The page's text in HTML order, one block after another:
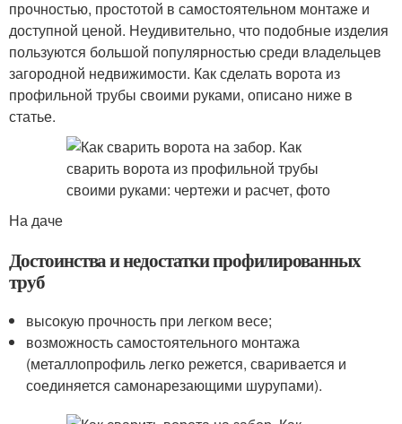
прочностью, простотой в самостоятельном монтаже и
доступной ценой. Неудивительно, что подобные изделия
пользуются большой популярностью среди владельцев
загородной недвижимости. Как сделать ворота из
профильной трубы своими руками, описано ниже в
статье.
На даче
Достоинства и недостатки профилированных
труб
высокую прочность при легком весе;
возможность самостоятельного монтажа
(металлопрофиль легко режется, сваривается и
соединяется самонарезающими шурупами).